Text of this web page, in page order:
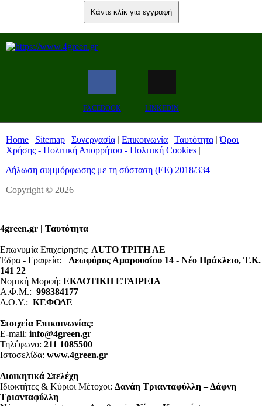
Κάντε κλίκ για εγγραφή
FACEBOOK LINKEDIN
Home | Sitemap | Συνεργασία | Επικοινωνία | Ταυτότητα |Όροι
Χρήσης - Πολιτική Απορρήτου - Πολιτική Cookies |
Δήλωση συμμόρφωσης με τη σύσταση (ΕΕ) 2018/334
Copyright © 2026
4green.gr | Ταυτότητα
Επωνυμία Επιχείρησης: AUTO ΤΡΙΤΗ ΑΕ
Έδρα - Γραφεία: Λεωφόρος Αμαρουσίου 14 - Νέο Ηράκλειο, Τ.Κ.
141 22
Νομική Μορφή: ΕΚΔΟΤΙΚΗ ΕΤΑΙΡΕΙΑ
Α.Φ.Μ.: 998384177
Δ.Ο.Υ.: ΚΕΦΟΔΕ
Στοιχεία Επικοινωνίας:
E-mail: info@4green.gr
Τηλέφωνο: 211 1085500
Ιστοσελίδα: www.4green.gr
Διοικητικά Στελέχη
Ιδιοκτήτες & Κύριοι Μέτοχοι: Δανάη Τριανταφύλλη – Δάφνη
Τριανταφύλλη